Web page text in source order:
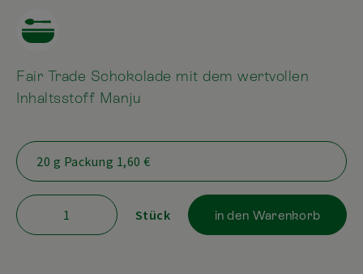
Fair Trade Schokolade mit dem wertvollen
Inhaltsstoff Manju
Stück in den Warenkorb